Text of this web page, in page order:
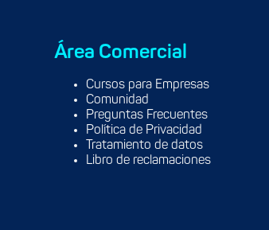
Área Comercial
Cursos para Empresas
Comunidad
Preguntas Frecuentes
Política de Privacidad
Tratamiento de datos
Libro de reclamaciones